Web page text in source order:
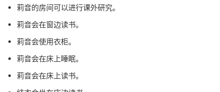
莉音的房间可以进行课外研究。
莉音会在窗边读书。
莉音会使用衣柜。
莉音会在床上睡眠。
莉音会在床上读书。